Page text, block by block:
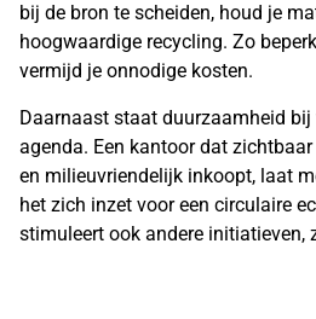
bij de bron te scheiden, houd je
hoogwaardige recycling. Zo
vermijd je onnodige kosten.
Daarnaast staat duurzaamheid
agenda. Een kantoor dat
en milieuvriendelijk inkoopt, laat
het zich inzet voor een circulaire
stimuleert ook andere initiatieven,